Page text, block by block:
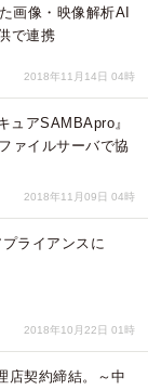
画像・映像解析AI
で連携
2018年11月14日 04時
ュアSAMBApro』
ァイルサーバで協
2018年11月09日 04時
ライアンスに
2018年10月22日 01時
店契約締結。～中